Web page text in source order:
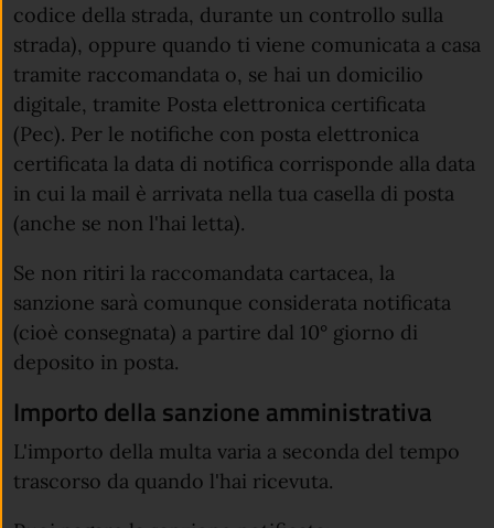
codice della strada, durante un controllo sulla
strada), oppure quando ti viene comunicata a casa
tramite raccomandata o, se hai un domicilio
digitale, tramite Posta elettronica certificata
(Pec). Per le notifiche con posta elettronica
certificata la data di notifica corrisponde alla data
in cui la mail è arrivata nella tua casella di posta
(anche se non l'hai letta).
Se non ritiri la raccomandata cartacea, la
sanzione sarà comunque considerata notificata
(cioè consegnata) a partire dal 10° giorno di
deposito in posta.
Importo della sanzione amministrativa
L'importo della multa varia a seconda del tempo
trascorso da quando l'hai ricevuta.